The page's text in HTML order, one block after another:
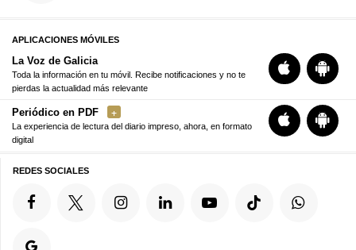
APLICACIONES MÓVILES
La Voz de Galicia
Toda la información en tu móvil. Recibe notificaciones y no te
pierdas la actualidad más relevante
Periódico en PDF
La experiencia de lectura del diario impreso, ahora, en formato
digital
REDES SOCIALES